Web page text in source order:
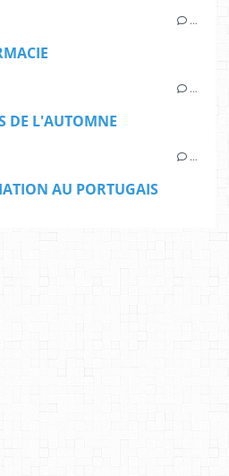
…
…
DE L'AUTOMNE
…
AU PORTUGAIS